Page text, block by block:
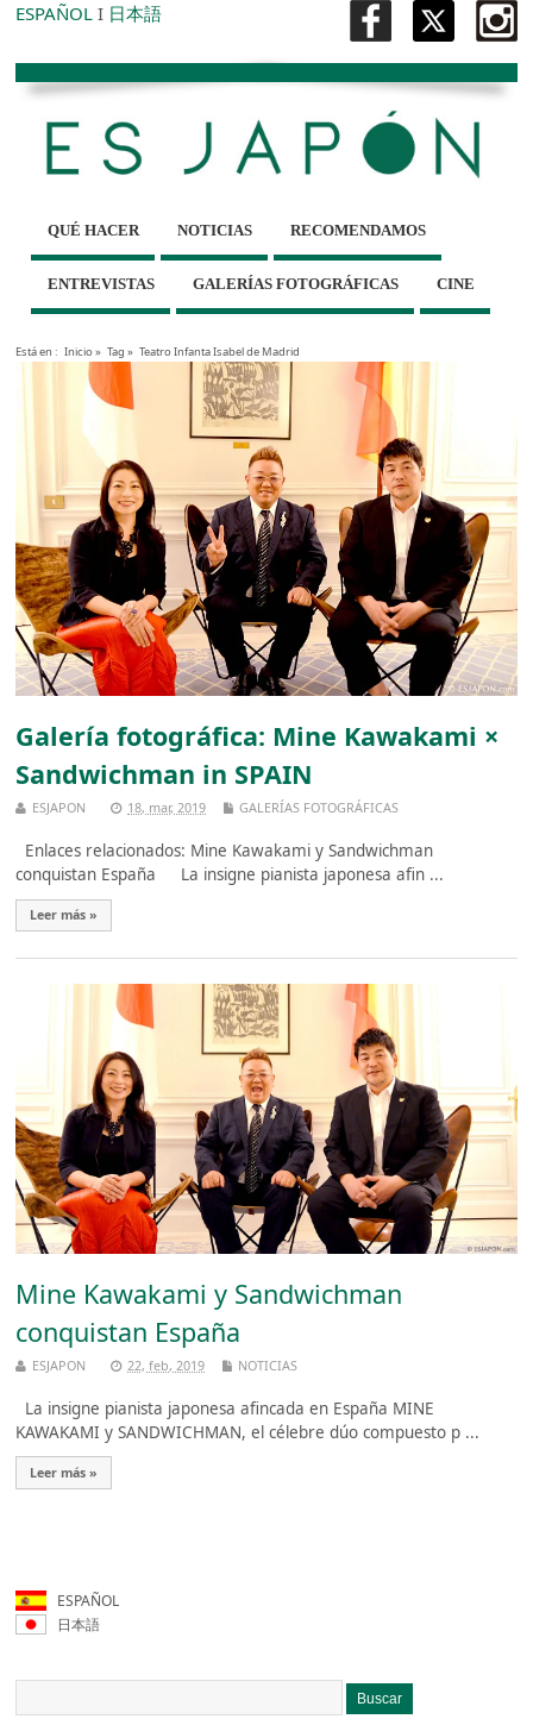
ESPAÑOL I 日本語
QUÉ HACER NOTICIAS RECOMENDAMOS
ENTREVISTAS GALERÍAS FOTOGRÁFICAS CINE
Está en : Inicio» Tag » Teatro Infanta Isabel de Madrid
Galería fotográfica: Mine Kawakami ×
Sandwichman in SPAIN
ESJAPON 18, mar, 2019 GALERÍAS FOTOGRÁFICAS
Enlaces relacionados: Mine Kawakami y Sandwichman
conquistan España La insigne pianista japonesa afin ...
Leer más »
Mine Kawakami y Sandwichman
conquistan España
ESJAPON 22, feb, 2019 NOTICIAS
La insigne pianista japonesa afincada en España MINE
KAWAKAMI y SANDWICHMAN, el célebre dúo compuesto p ...
Leer más »
ESPAÑOL
日本語